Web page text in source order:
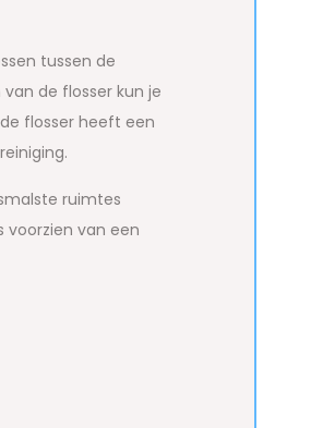
tussen de
de flosser kun je
flosser heeft een
ruimtes
voorzien van een